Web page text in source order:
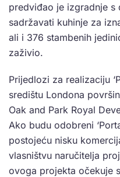
predviđao je izgradnje s
sadržavati kuhinje za
ali i 376 stambenih
zaživio.
Prijedlozi za realizaciju
središtu Londona
Oak and Park Royal
Ako budu odobreni
postojeću nisku
vlasništvu naručitelja
ovoga projekta očekuje